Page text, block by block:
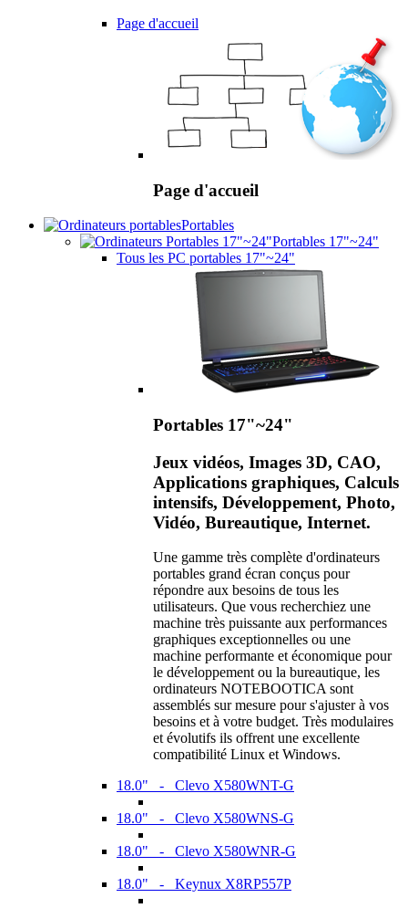
Page d'accueil
Page d'accueil
Portables
Portables 17"~24"
Tous les PC portables 17"~24"
Portables 17"~24"
Jeux vidéos, Images 3D, CAO,
Applications graphiques, Calculs
intensifs, Développement, Photo,
Vidéo, Bureautique, Internet.
Une gamme très complète d'ordinateurs
portables grand écran conçus pour
répondre aux besoins de tous les
utilisateurs. Que vous recherchiez une
machine très puissante aux performances
graphiques exceptionnelles ou une
machine performante et économique pour
le développement ou la bureautique, les
ordinateurs NOTEBOOTICA sont
assemblés sur mesure pour s'ajuster à vos
besoins et à votre budget. Très modulaires
et évolutifs ils offrent une excellente
compatibilité Linux et Windows.
18.0" - Clevo X580WNT-G
18.0" - Clevo X580WNS-G
18.0" - Clevo X580WNR-G
18.0" - Keynux X8RP557P